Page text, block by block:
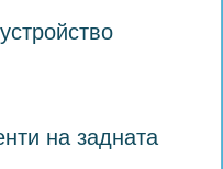
на задната